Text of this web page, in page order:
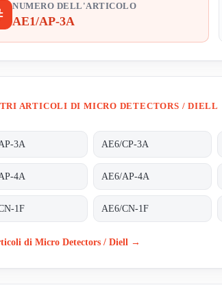
NUMERO DELL'ARTICOLO
AE1/AP-3A
ARTICOLI DI MICRO DETECTORS / DIELL
3A AE6/CP-3A
4A AE6/AP-4A
1F AE6/CN-1F
di Micro Detectors / Diell →